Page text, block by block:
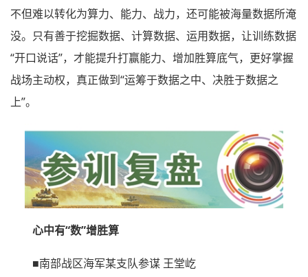
不但难以转化为算力、能力、战力，还可能被海量数据所淹
没。只有善于挖掘数据、计算数据、运用数据，让训练数据
“开口说话”，才能提升打赢能力、增加胜算底气，更好掌握
战场主动权，真正做到“运筹于数据之中、决胜于数据之
上”。
心中有“数”增胜算
■南部战区海军某支队参谋 王堂屹